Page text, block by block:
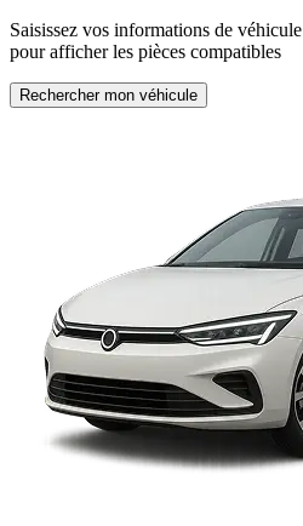
Saisissez vos informations de véhicule
pour afficher les pièces compatibles
Rechercher mon véhicule